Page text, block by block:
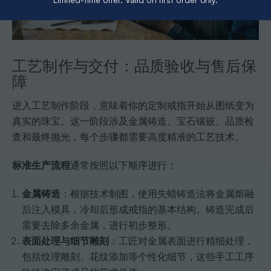
工艺制作与交付：品质验收与售后保
障
进入工艺制作阶段，意味着你的定制戒指开始从图纸变为
真实的珠宝。这一阶段涉及金属铸造、宝石镶嵌、品质检
查和最终抛光，每个步骤都需要高度精准的工艺技术。
标准生产流程通常按照以下顺序进行：
金属铸造 ：根据技术制图，使用失蜡铸造法将金属熔融
后注入模具，冷却后形成戒指的基本结构。铸造完成后
需要去除多余金属，进行初步整形。
表面处理与细节雕刻 ：工匠对金属表面进行精细处理，
包括纹理雕刻、花纹添加等个性化细节，这些手工工序